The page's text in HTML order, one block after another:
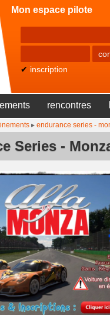
Mon espace pilote
✔ inscription
rencontres
▸endurance series -
Series -